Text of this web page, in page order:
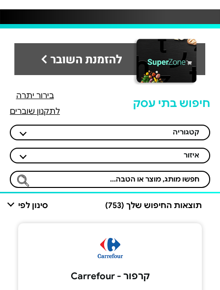
חיפוש בתי עסק
בירור יתרה
לתקנון שוברים
קטגוריה
איזור
תוצאות החיפוש שלך (753) סינון לפי
קרפור - Carrefour